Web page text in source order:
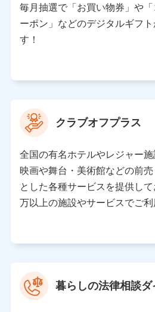
ドコモおよび提携会社のサービ
（各サービスで取得したサービ
トの閲覧履歴、購買履歴、ご契
ータを分析して、お客さまの趣
上記に係る案内・手続き・管理
【当該個人データの管理について責
所・代表者名】
当該個人データを取り扱う各共同
り）
東京都千代田区永田町2丁目11番1
株式会社NTTドコモ 代表取締役
東京都中央区日本橋人形町2-14-
ビル 3F
※ 当社および株式会社NTTドコモ
毎月抽選で「お買い物券」や
ーポン」などのデジタルギフ
す！
クラブオフプラス
全国の有名ホテルやレジャー
映画や舞台・美術館などの前
とした各種サービスを提供し
万以上の施設やサービスでご利
暮らしの法律相談ダ